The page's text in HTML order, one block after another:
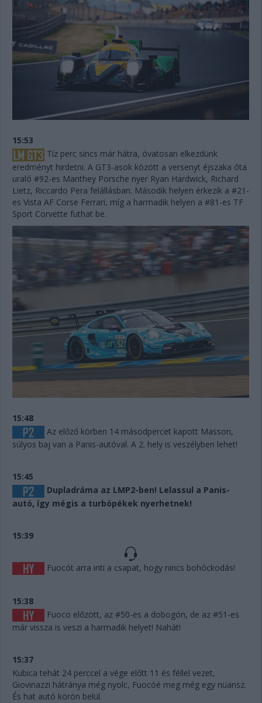
15:53
Tíz perc sincs már hátra, óvatosan elkezdünk
eredményt hirdetni. A GT3-asok között a versenyt éjszaka óta
uraló #92-es Manthey Porsche nyer Ryan Hardwick, Richard
Lietz, Riccardo Pera felállásban. Második helyen érkezik a #21-
es Vista AF Corse Ferrari, míg a harmadik helyen a #81-es TF
Sport Corvette futhat be.
15:48
Az előző körben 14 másodpercet kapott Masson,
súlyos baj van a Panis-autóval. A 2. hely is veszélyben lehet!
15:45
Dupladráma az LMP2-ben! Lelassul a Panis-
autó, így mégis a turbópékek nyerhetnek!
15:39
Fuocót arra inti a csapat, hogy nincs bohóckodás!
15:38
Fuoco előzött, az #50-es a dobogón, de az #51-es
már vissza is veszi a harmadik helyet! Nahát!
15:37
Kubica tehát 24 perccel a vége előtt 11 és féllel vezet,
Giovinazzi hátránya még nyolc, Fuocóé meg még egy nüansz.
És hat autó körön belül.